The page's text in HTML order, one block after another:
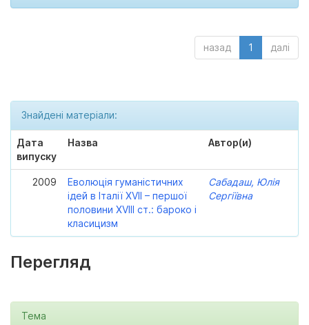
назад 1 далі
Знайдені матеріали:
Дата
випуску
Назва Автор(и)
2009
Еволюція гуманістичних
ідей в Італії XVII – першої
половини XVIII ст.: бароко і
класицизм
Сабадаш, Юлія
Сергіївна
Перегляд
Тема